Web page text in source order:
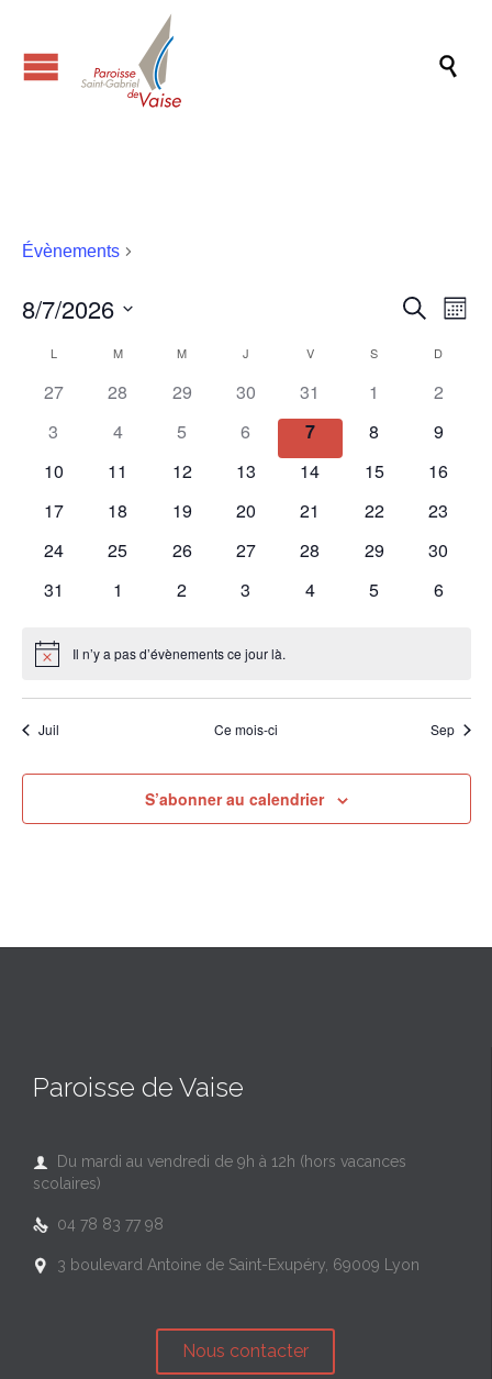

Évènements
vues
Recherche
Mois
8/7/2026
Calendrier
de
Évènements
L MMARDI M MERCREDI
J VVENDREDIS D
27 28 29 30 31 1
2
3
4 5 6 7 8
9
10
11 12 13 14 15
16
17
18 19 20 21 22
23
24
25 26 27 28 29
30
31
1 2 3 4 5 6
Notice Il n’y a pas d’évènements ce jour là.
Juil Ce mois-ci Sep
S’abonner au calendrier
Paroisse de Vaise

Du mardi au vendredi de 9h à 12h (hors vacances
scolaires)
 04 78 83 77 98
 3 boulevard Antoine de Saint-Exupéry, 69009 Lyon
Nous contacter